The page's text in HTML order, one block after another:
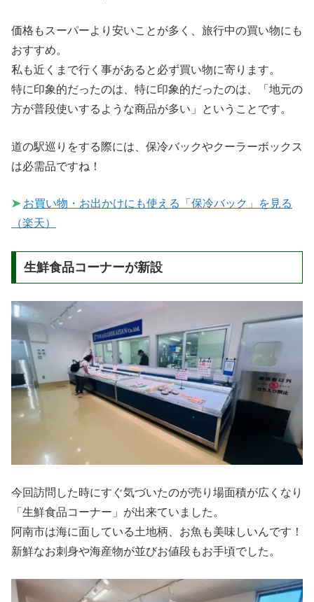
価格もスーパーより安いことが多く、旅行中の買い物にも
おすすめ。
私も近くまで行く事があると必ず買い物に寄ります。
特に印象的だったのは、特に印象的だったのは、「地元の
方が普段使いするような商品が多い」ということです。
道の駅巡りをする際には、保冷バックやクーラーボックス
は必需品ですね！
➤ お買い物・お出かけにも使える「保冷バック」を見る
（楽天）
生鮮食品コーナーが新設
今回訪問した時にすぐ気づいたのが売り場面積が広くなり
「生鮮食品コーナー」が出来ていました。
阿南市は海に面している土地柄、お魚も美味しいんです！
新鮮なお刺身や海産物が並びお値段もお手頃でした。